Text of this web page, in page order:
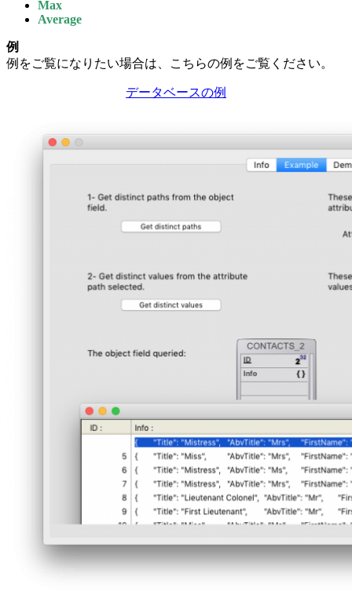
Max
Average
例
例をご覧になりたい場合は、こちらの例をご覧ください。
データベースの例